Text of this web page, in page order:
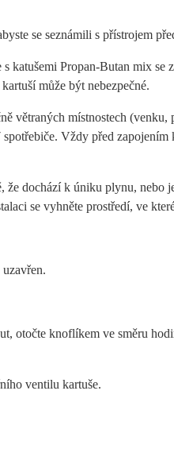
se seznámili s přístrojem
katušemi Propan-Butan mix
může být nebezpečné.
větraných místnostech
Vždy před
dochází k úniku plynu, nebo
se vyhněte prostředí, ve
otočte knoflíkem ve směru
ventilu kartuše.